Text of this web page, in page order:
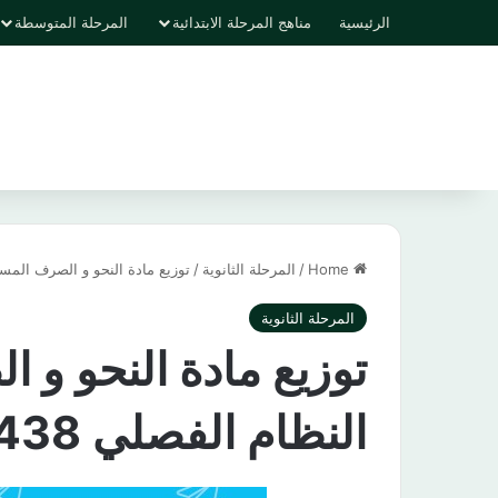
الرئيسية مناهج المرحلة الابتدائية المرحلة المتوسطة
/ المرحلة الثانوية / توزيع مادة النحو و الصرف المستوى
المرحلة الثانوية
توزيع مادة النحو
النظام الفصلي 1438 هـ